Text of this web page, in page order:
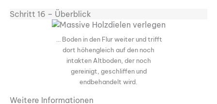
Schritt 16 – Überblick
… Boden in den Flur weiter und trifft
dort höhengleich auf den noch
intakten Altboden, der noch
gereinigt, geschliffen und
endbehandelt wird.
Weitere Informationen